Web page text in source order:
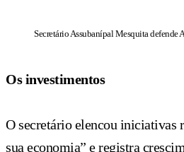
Secretário Assubanípal Mesquita defende
Os investimentos
O secretário elencou iniciativas
sua economia” e registra